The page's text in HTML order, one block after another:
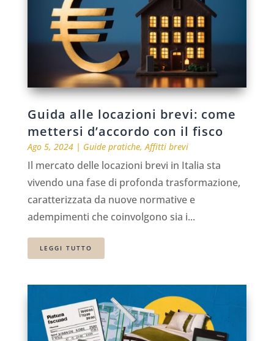
Guida alle locazioni brevi: come
mettersi d’accordo con il fisco
Ago 5, 2024| Guide pratiche,Affitti brevi
Il mercato delle locazioni brevi in Italia sta
vivendo una fase di profonda trasformazione,
caratterizzata da nuove normative e
adempimenti che coinvolgono sia i...
LEGGI TUTTO